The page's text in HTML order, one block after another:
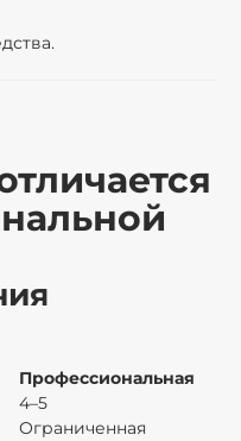
Профессиональная
4–5
Ограниченная